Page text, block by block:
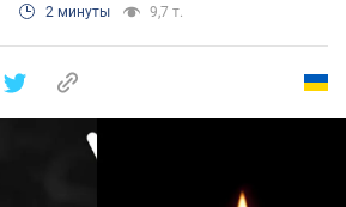
2 минуты 9,7 т.